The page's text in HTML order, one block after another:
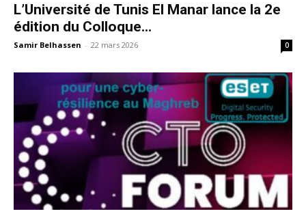
L’Université de Tunis El Manar lance la 2e
édition du Colloque...
Samir Belhassen - 22 mars 2026 0